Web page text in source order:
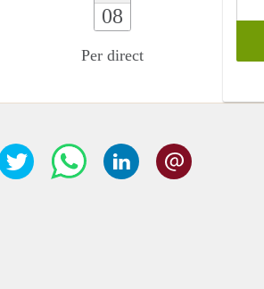
08
Per direct